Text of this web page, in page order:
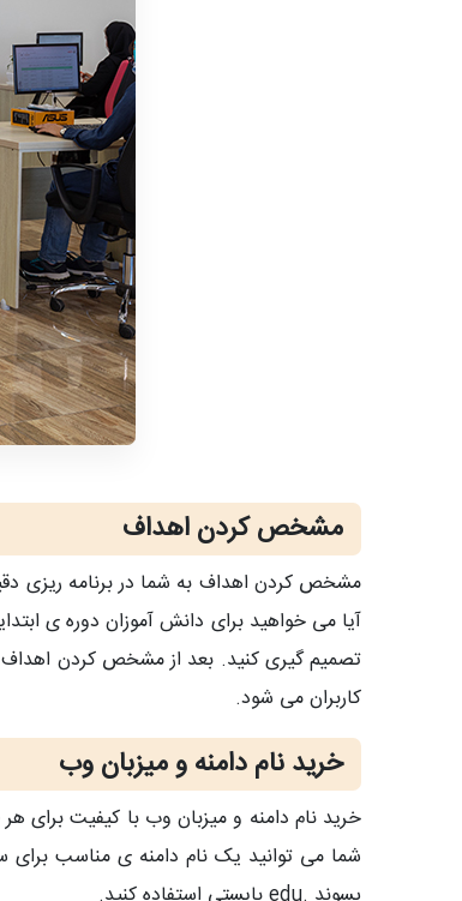
مشخص کردن اهداف
مشخص کردن اهداف به شما در برنامه ریزی
آیا می خواهید برای دانش آموزان دوره ی
تصمیم گیری کنید. بعد از مشخص کردن اهداف و
کاربران می شود.
خرید نام دامنه و میزبان وب
خرید نام دامنه و میزبان وب با کیفیت برای
شما می توانید یک نام دامنه ی مناسب